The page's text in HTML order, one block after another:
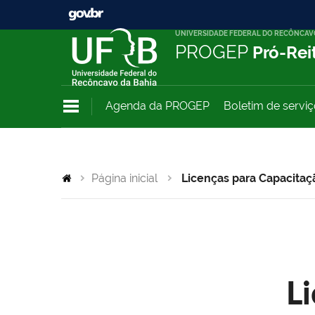
UNIVERSIDADE FEDERAL DO
PROGEP Pró-
Agenda da PROGEP Boletim de
Página inicial Licenças para